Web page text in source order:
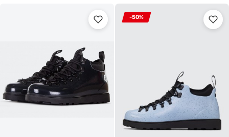
-50%